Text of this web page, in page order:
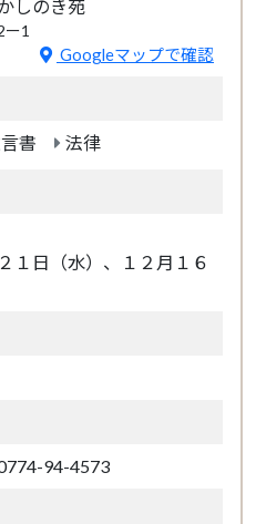
しのき苑
1
Googleマップで確認
書 法律
１日（水）、１２月１６
94-4573